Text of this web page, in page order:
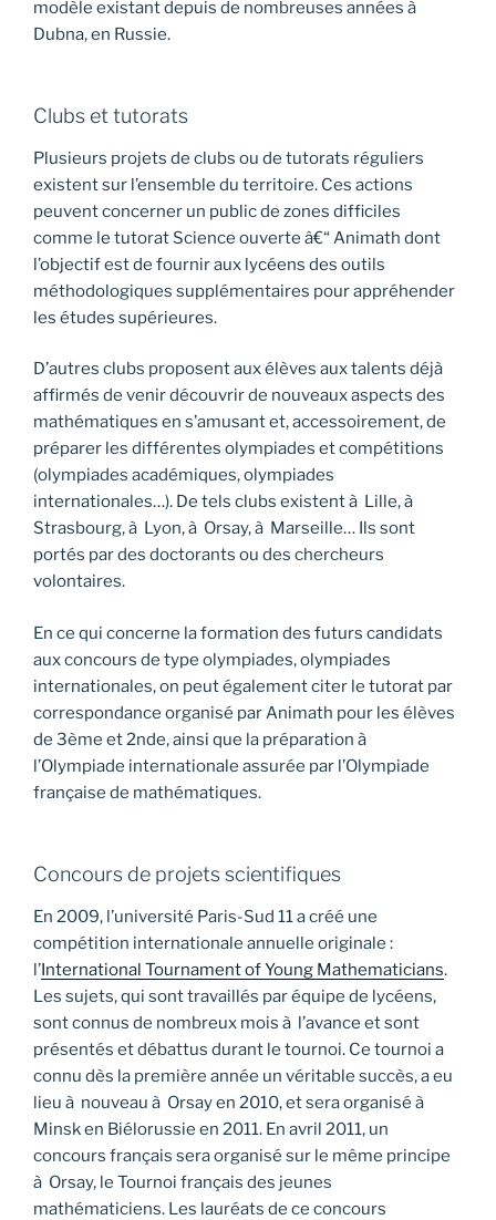
modèle existant depuis de nombreuses années à
Dubna, en Russie.
Clubs et tutorats
Plusieurs projets de clubs ou de tutorats réguliers
existent sur l’ensemble du territoire. Ces actions
peuvent concerner un public de zones difficiles
comme le tutorat Science ouverte â€“ Animath dont
l’objectif est de fournir aux lycéens des outils
méthodologiques supplémentaires pour appréhender
les études supérieures.
D’autres clubs proposent aux élèves aux talents déjà
affirmés de venir découvrir de nouveaux aspects des
mathématiques en s’amusant et, accessoirement, de
préparer les différentes olympiades et compétitions
(olympiades académiques, olympiades
internationales…). De tels clubs existent à Lille, à
Strasbourg, à Lyon, à Orsay, à Marseille… Ils sont
portés par des doctorants ou des chercheurs
volontaires.
En ce qui concerne la formation des futurs candidats
aux concours de type olympiades, olympiades
internationales, on peut également citer le tutorat par
correspondance organisé par Animath pour les élèves
de 3ème et 2nde, ainsi que la préparation à
l’Olympiade internationale assurée par l’Olympiade
française de mathématiques.
Concours de projets scientifiques
En 2009, l’université Paris-Sud 11 a créé une
compétition internationale annuelle originale :
l’International Tournament of Young Mathematicians.
Les sujets, qui sont travaillés par équipe de lycéens,
sont connus de nombreux mois à l’avance et sont
présentés et débattus durant le tournoi. Ce tournoi a
connu dès la première année un véritable succès, a eu
lieu à nouveau à Orsay en 2010, et sera organisé à
Minsk en Biélorussie en 2011. En avril 2011, un
concours français sera organisé sur le même principe
à Orsay, le Tournoi français des jeunes
mathématiciens. Les lauréats de ce concours